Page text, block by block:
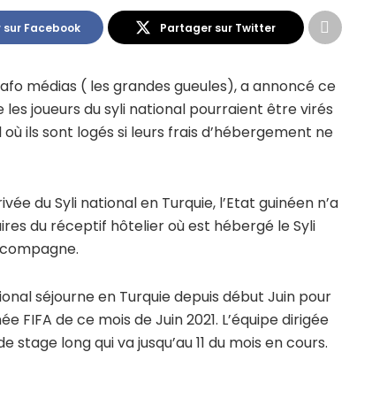
Facebook Partager sur Twitter
médias ( les grandes gueules), a annoncé ce
les joueurs du syli national pourraient être virés
où ils sont logés si leurs frais d’hébergement ne
du Syli national en Turquie, l’Etat guinéen n’a
du réceptif hôtelier où est hébergé le Syli
séjourne en Turquie depuis début Juin pour
FIFA de ce mois de Juin 2021. L’équipe dirigée
stage long qui va jusqu’au 11 du mois en cours.